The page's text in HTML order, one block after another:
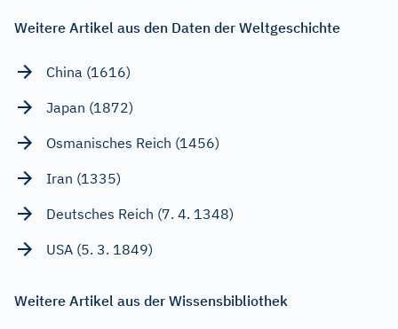
Weitere Artikel aus den Daten der Weltgeschichte
China (1616)
Japan (1872)
Osmanisches Reich (1456)
Iran (1335)
Deutsches Reich (7. 4. 1348)
USA (5. 3. 1849)
Weitere Artikel aus der Wissensbibliothek